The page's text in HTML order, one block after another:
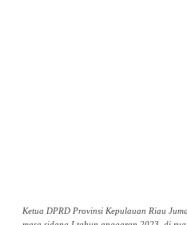
Ketua DPRD Provinsi Kepulauan Riau